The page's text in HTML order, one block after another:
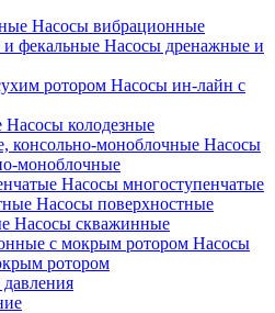
Насосы вибрационные
Насосы дренажные и
Насосы ин-лайн с
Насосы колодезные
Насосы
моноблочные
Насосы многоступенчатые
Насосы поверхностные
Насосы скважинные
Насосы
ротором
давления